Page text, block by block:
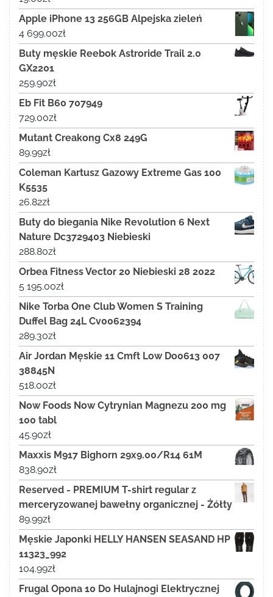
Apple iPhone 13 256GB Alpejska zieleń
4 699.00zł
Buty męskie Reebok Astroride Trail 2.0
GX2201
259.90zł
Eb Fit B60 707949
729.00zł
Mutant Creakong Cx8 249G
89.99zł
Coleman Kartusz Gazowy Extreme Gas 100
K5535
26.82zł
Buty do biegania Nike Revolution 6 Next
Nature Dc3729403 Niebieski
288.80zł
Orbea Fitness Vector 20 Niebieski 28 2022
5 195.00zł
Nike Torba One Club Women S Training
Duffel Bag 24L Cv0062394
289.30zł
Air Jordan Męskie 11 Cmft Low Do0613 007
38845N
518.00zł
Now Foods Now Cytrynian Magnezu 200 mg
100 tabl
45.90zł
Maxxis M917 Bighorn 29x9.00/R14 61M
838.90zł
Reserved - PREMIUM T-shirt regular z
merceryzowanej bawełny organicznej - Żółty
89.99zł
Męskie Japonki HELLY HANSEN SEASAND HP
11323_992
104.99zł
Frugal Opona 10 Do Hulajnogi Elektrycznej